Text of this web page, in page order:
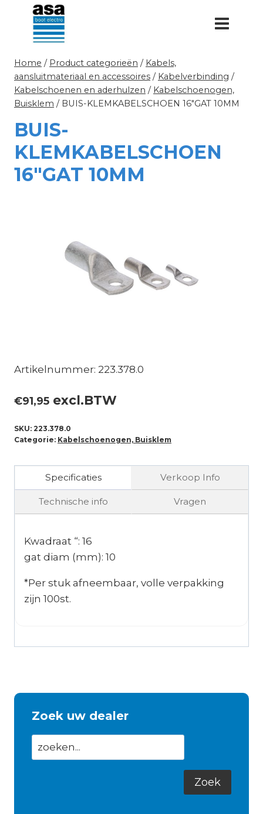
Doorgaan
inhoud
Home / Product categorieën / Kabels,
aansluitmateriaal en accessoires / Kabelverbinding /
Kabelschoenen en aderhulzen / Kabelschoenogen,
Buisklem / BUIS-KLEMKABELSCHOEN 16″GAT 10MM
BUIS-
KLEMKABELSCHOEN
16″GAT 10MM
Artikelnummer: 223.378.0
€91,95 excl.BTW
SKU: 223.378.0
Categorie: Kabelschoenogen, Buisklem
Specificaties Verkoop Info
Technische info Vragen
Kwadraat “: 16
gat diam (mm): 10
*Per stuk afneembaar, volle verpakking
zijn 100st.
Zoek uw dealer